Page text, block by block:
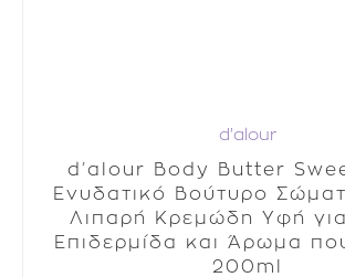
d'alour
d’alour Body Butter
Ενυδατικό Βούτυρο
Λιπαρή Κρεμώδη Υφή
Επιδερμίδα και Άρωμα
200ml